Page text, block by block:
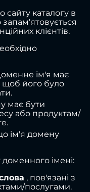
каталогу в
запам'ятовується
клієнтів.
ім'я має
щоб його було
має бути
або продуктам/
ім'я домену
імені:
, пов'язані з
послугами.